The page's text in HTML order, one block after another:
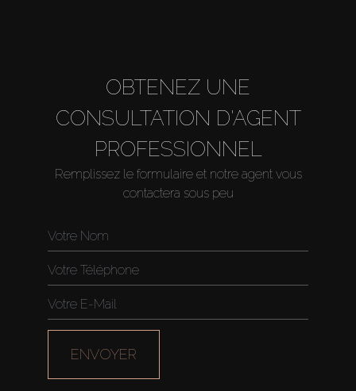
Acheter
Louer
Vendre
OBTENEZ UNE
CONSULTATION D'AGENT
PROFESSIONNEL
Remplissez le formulaire et notre agent vous
contactera sous peu
ENVOYER